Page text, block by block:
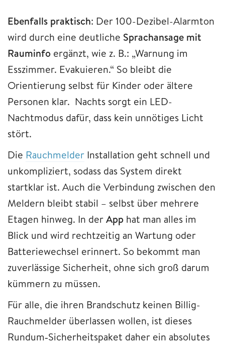
Ebenfalls praktisch: Der 100-Dezibel-Alarmton
wird durch eine deutliche Sprachansage mit
Rauminfo ergänzt, wie z. B.: „Warnung im
Esszimmer. Evakuieren.“ So bleibt die
Orientierung selbst für Kinder oder ältere
Personen klar. Nachts sorgt ein LED-
Nachtmodus dafür, dass kein unnötiges Licht
stört.
Die Rauchmelder Installation geht schnell und
unkompliziert, sodass das System direkt
startklar ist. Auch die Verbindung zwischen den
Meldern bleibt stabil – selbst über mehrere
Etagen hinweg. In derApp hat man alles im
Blick und wird rechtzeitig an Wartung oder
Batteriewechsel erinnert. So bekommt man
zuverlässige Sicherheit, ohne sich groß darum
kümmern zu müssen.
Für alle, die ihren Brandschutz keinen Billig-
Rauchmelder überlassen wollen, ist dieses
Rundum‑Sicherheitspaket daher ein absolutes